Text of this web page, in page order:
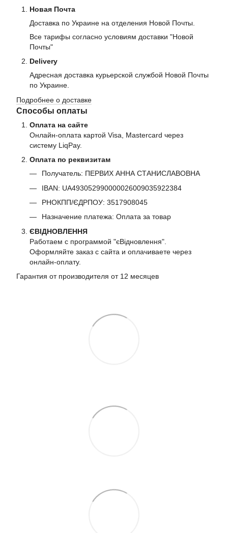
Новая Почта
Доставка по Украине на отделения Новой Почты.
Все тарифы согласно условиям доставки "Новой
Почты"
Delivery
Адресная доставка курьерской службой Новой Почты
по Украине.
Подробнее о доставке
Способы оплаты
Оплата на сайте
Онлайн-оплата картой Visa, Mastercard через
систему LiqPay.
Оплата по реквизитам
Получатель: ПЕРВИХ АННА СТАНИСЛАВОВНА
IBAN: UA493052990000026009035922384
РНОКПП/ЄДРПОУ: 3517908045
Назначение платежа: Оплата за товар
ЄВІДНОВЛЕННЯ
Работаем с программой "єВідновлення".
Оформляйте заказ с сайта и оплачиваете через
онлайн-оплату.
Гарантия от производителя от 12 месяцев